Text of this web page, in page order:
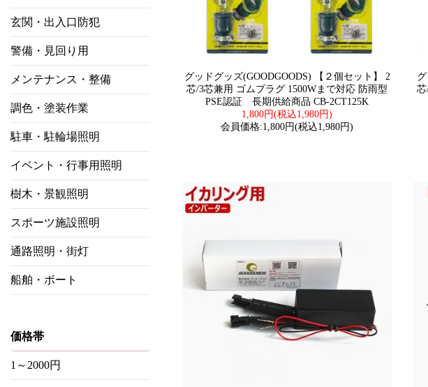
玄関・出入口防犯
警備・見回り用
メンテナンス・整備
調色・塗装作業
駐車・駐輪場照明
イベント・行事用照明
樹木・景観照明
スポーツ施設照明
通路照明・街灯
船舶・ボート
価格帯
1～2000円
グッドグッズ(GOODGOODS) 【２個セット】 2
芯/3芯兼用 ゴムプラグ 1500Wまで対応 防雨型
PSE認証 長期供給商品 CB-2CT125K
1,800円(税込1,980円)
会員価格:1,800円(税込1,980円)